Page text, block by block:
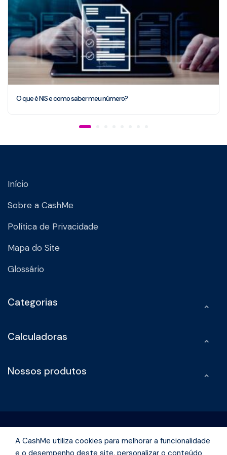
O que é NIS e como saber meu número?
Início
Sobre a CashMe
Política de Privacidade
Mapa do Site
Glossário
Categorias
Calculadoras
Nossos produtos
A CashMe utiliza cookies para melhorar a funcionalidade
e o desempenho deste site, personalizar o conteúdo